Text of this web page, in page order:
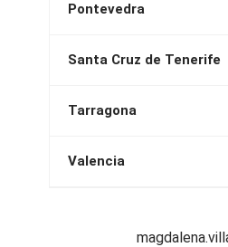
Pontevedra
Santa Cruz de Tenerife
Tarragona
Valencia